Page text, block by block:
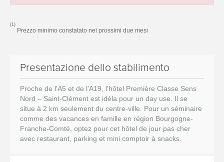
(1)
Prezzo minimo constatato nei prossimi due mesi
Presentazione dello stabilimento
Proche de l'A5 et de l'A19, l'hôtel Première Classe Sens
Nord – Saint-Clément est idéla pour un day use. Il se
situe à 2 km seulement du centre-ville. Pour un séminaire
comme des vacances en famille en région Bourgogne-
Franche-Comté, optez pour cet hôtel de jour pas cher
avec restaurant, parking et mini comptoir à snacks.